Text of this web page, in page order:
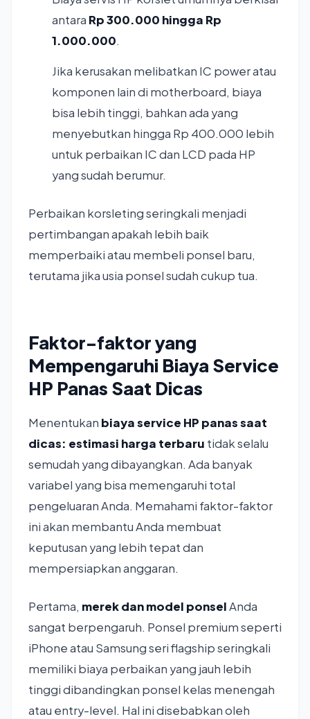
antara Rp 300.000 hingga Rp
1.000.000.
Jika kerusakan melibatkan IC power atau
komponen lain di motherboard, biaya
bisa lebih tinggi, bahkan ada yang
menyebutkan hingga Rp 400.000 lebih
untuk perbaikan IC dan LCD pada HP
yang sudah berumur.
Perbaikan korsleting seringkali menjadi
pertimbangan apakah lebih baik
memperbaiki atau membeli ponsel baru,
terutama jika usia ponsel sudah cukup tua.
Faktor-faktor yang
Mempengaruhi Biaya Service
HP Panas Saat Dicas
Menentukan biaya service HP panas saat
dicas: estimasi harga terbaru tidak selalu
semudah yang dibayangkan. Ada banyak
variabel yang bisa memengaruhi total
pengeluaran Anda. Memahami faktor-faktor
ini akan membantu Anda membuat
keputusan yang lebih tepat dan
mempersiapkan anggaran.
Pertama, merek dan model ponselAnda
sangat berpengaruh. Ponsel premium seperti
iPhone atau Samsung seri flagship seringkali
memiliki biaya perbaikan yang jauh lebih
tinggi dibandingkan ponsel kelas menengah
atau entry-level. Hal ini disebabkan oleh